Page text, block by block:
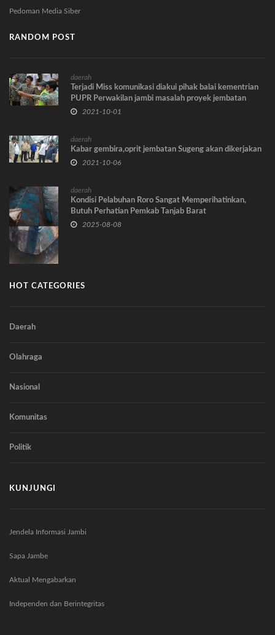
Pedoman Media Siber
RANDOM POST
daerah
Terjadi Miss komunikasi diakui pihak balai kementrian
PUPR Perwakilan jambi masalah proyek jembatan
pargom2021-10-01
daerah
Kabar gembira,oprit jembatan Sugeng akan dikerjakan
2021-10-06
daerah
Kondisi Pelabuhan Roro Sangat Memperihatinkan,
Butuh Perhatian Pemkab Tanjab Barat
2025-08-08
HOT CATEGORIES
Daerah
Olahraga
Nasional
Komunitas
Politik
KUNJUNGI
Jendela Informasi Jambi
Sapa Jambe
Aktual Mengabarkan
Independen dan Berintegritas